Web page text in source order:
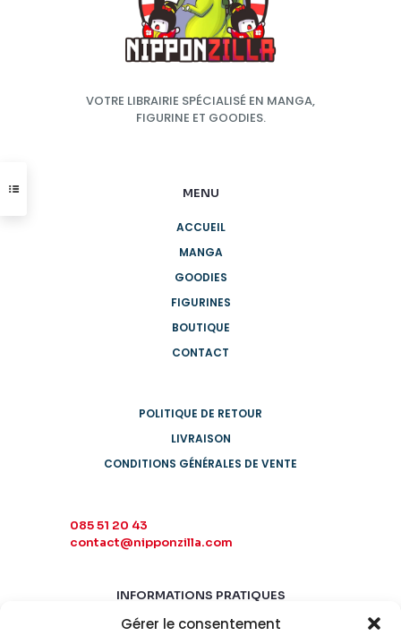
Gérer le consentement
VOTRE LIBRAIRIE SPÉCIALISÉ EN MANGA,
FIGURINE ET GOODIES.
MENU
ACCUEIL
MANGA
GOODIES
FIGURINES
BOUTIQUE
CONTACT
POLITIQUE DE RETOUR
LIVRAISON
CONDITIONS GÉNÉRALES DE VENTE
085 51 20 43
contact@nipponzilla.com
INFORMATIONS PRATIQUES
MARDI-SAMEDI